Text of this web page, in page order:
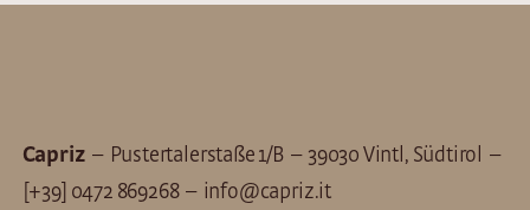
Capriz – Pustertalerstaße 1/B – 39030 Vintl, Südtirol –
[+39] 0472 869268– info@capriz.it